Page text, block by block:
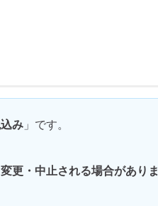
み 」です。
更・中止される場合がありま